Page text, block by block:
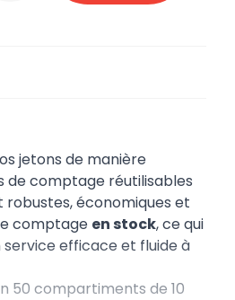
jetons de manière
de comptage réutilisables
robustes, économiques et
comptage en stock, ce qui
efficace et fluide à
50 compartiments de 10